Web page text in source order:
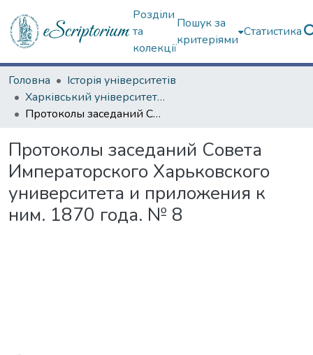
Розділи
та
колекції
Пошук за
критеріями
Статистика
Головна
Історія університетів
Харківський університет (до 217-річчя)
Протоколы заседаний Совета Императорского Харьковского университета и приложения к ним. 1870 года. № 8
Протоколы заседаний Совета
Императорского Харьковского
университета и приложения к
ним. 1870 года. № 8